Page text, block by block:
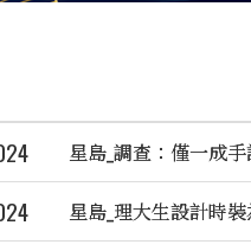
星島_調查：僅一成
星島_理大生設計時